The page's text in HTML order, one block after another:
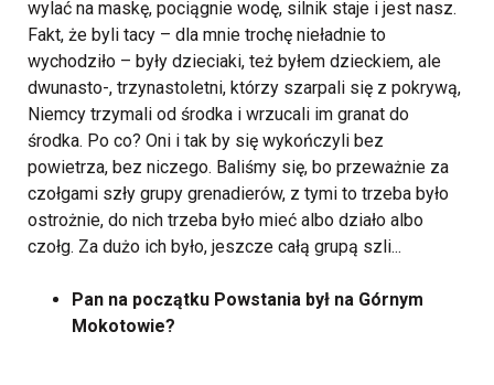
wylać na maskę, pociągnie wodę, silnik staje i jest nasz.
Fakt, że byli tacy – dla mnie trochę nieładnie to
wychodziło – były dzieciaki, też byłem dzieckiem, ale
dwunasto-, trzynastoletni, którzy szarpali się z pokrywą,
Niemcy trzymali od środka i wrzucali im granat do
środka. Po co? Oni i tak by się wykończyli bez
powietrza, bez niczego. Baliśmy się, bo przeważnie za
czołgami szły grupy grenadierów, z tymi to trzeba było
ostrożnie, do nich trzeba było mieć albo działo albo
czołg. Za dużo ich było, jeszcze całą grupą szli...
Pan na początku Powstania był na Górnym
Mokotowie?